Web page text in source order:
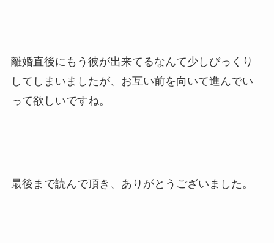
離婚直後にもう彼が出来てるなんて少しびっくり
してしまいましたが、お互い前を向いて進んでい
って欲しいですね。
最後まで読んで頂き、ありがとうございました。